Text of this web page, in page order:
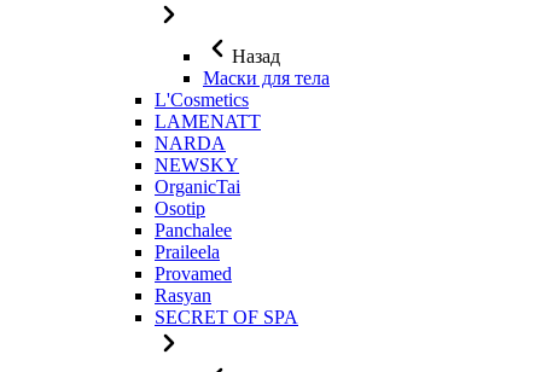
Назад
Маски для тела
L'Cosmetics
LAMENATT
NARDA
NEWSKY
OrganicTai
Osotip
Panchalee
Praileela
Provamed
Rasyan
SECRET OF SPA